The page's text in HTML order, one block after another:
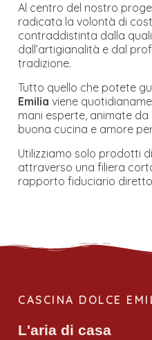
Al centro del nostro
radicata la volontà di
contraddistinta dalla
dall’artigianalità e dal
tradizione.
Tutto quello che potete
Emilia viene
mani esperte, animate
buona cucina e amore
Utilizziamo solo prodotti
attraverso una filiera
rapporto fiduciario
CASCINA DOLCE
L'aria di casa